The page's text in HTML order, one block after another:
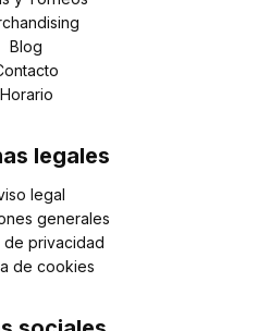
Blog
Horario
legales
legal
generales
de privacidad
de cookies